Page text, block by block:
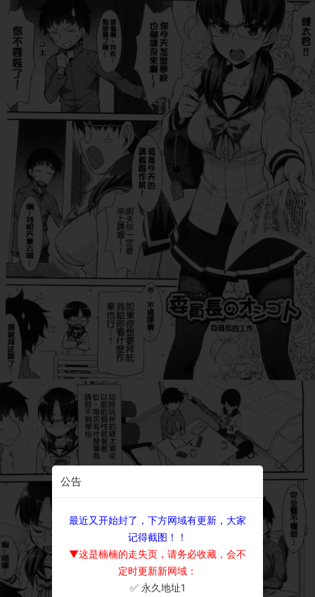
公告
最近又开始封了，下方网域有更新，大家
记得截图！！
▼这是楠楠的走失页，请务必收藏，会不
定时更新新网域：
✅ 永久地址1